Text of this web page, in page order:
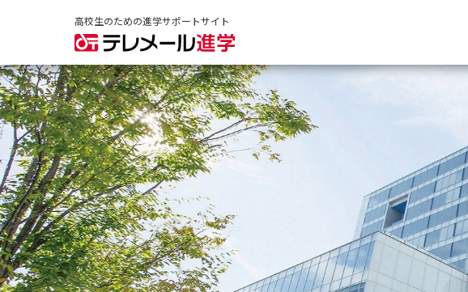
高校生のための進学サポートサイト